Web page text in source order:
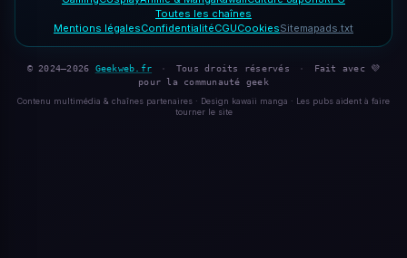
Toutes les chaînes
Mentions légalesConfidentialitéCGUCookiesSitemapads.txt
© 2024–2026 Geekweb.fr · Tous droits réservés ·
Fait avec 💜
pour la communauté geek
Contenu multimédia & chaînes partenaires · Design kawaii manga · Les pubs aident à faire
tourner le site